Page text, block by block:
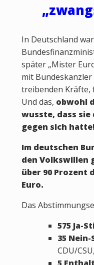
In Deutschland
später „Mister
mit Bundeskanzler
treibenden Kräfte,
Und das, obwohl
wusste, dass
gegen sich hatte!
Im deutschen
den Volkswillen
über 90 Prozent
Euro.
Das
575 Ja-
35
CDU/